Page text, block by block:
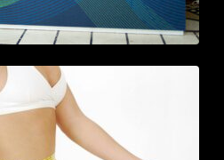
Wegovy® generează o scădere
de până la 22,6% la femei în
și reduce la jumătate